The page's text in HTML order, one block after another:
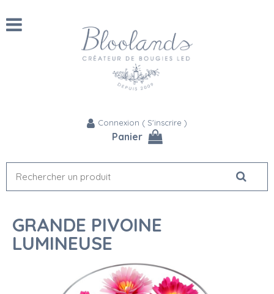
Connexion ( S'inscrire )
Panier
GRANDE PIVOINE
LUMINEUSE